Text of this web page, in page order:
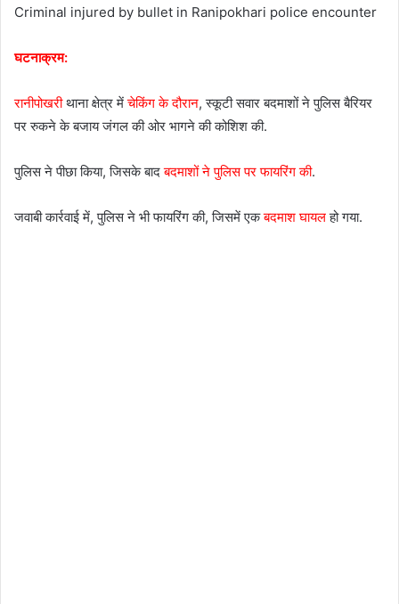
Criminal injured by bullet in Ranipokhari police encounter
घटनाक्रम:
रानीपोखरीथाना क्षेत्र मेंचेकिंग के दौरान, स्कूटी सवार बदमाशों ने पुलिस बैरियर
पर रुकने के बजाय जंगल की ओर भागने की कोशिश की.
पुलिस ने पीछा किया, जिसके बादबदमाशों ने पुलिस पर फायरिंग की.
जवाबी कार्रवाई में, पुलिस ने भी फायरिंग की, जिसमें एकबदमाश घायलहो गया.